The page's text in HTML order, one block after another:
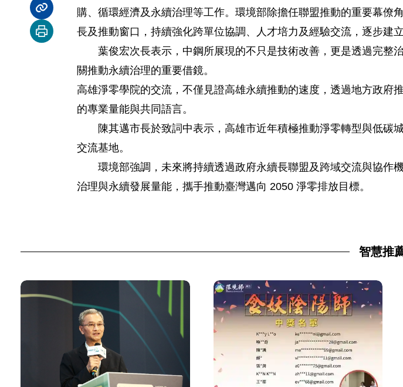
分享內容連結
列印本頁
購、循環經濟及永續治理等工作。環境部除擔任聯盟推動的重要幕
長及推動窗口，持續強化跨單位協調、人才培力及經驗交流，逐步建
葉俊宏次長表示，中鋼所展現的不只是技術改善，更是透過完整
關推動永續治理的重要借鏡。
高雄淨零學院的交流，不僅見證高雄永續推動的速度，透過地方政
的專業量能與共同語言。
陳其邁市長於致詞中表示，高雄市近年積極推動淨零轉型與低碳
交流基地。
環境部強調，未來將持續透過政府永續長聯盟及跨域交流與協作
治理與永續發展量能，攜手推動臺灣邁向 2050 淨零排放目標。
智慧推